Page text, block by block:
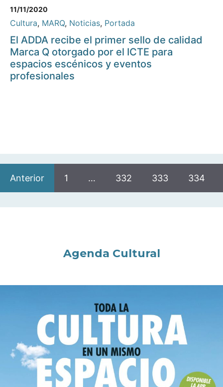
11/11/2020
Cultura, MARQ, Noticias, Portada
El ADDA recibe el primer sello de calidad
Marca Q otorgado por el ICTE para
espacios escénicos y eventos
profesionales
Anterior 1 … 332 333 334
Agenda Cultural